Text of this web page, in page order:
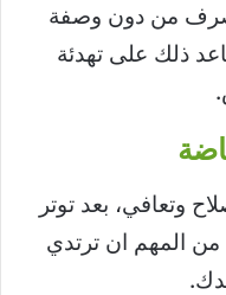
من دون وصفة
ذلك على تهدئة
وتعافي، بعد توتر
المهم ان ترتدي